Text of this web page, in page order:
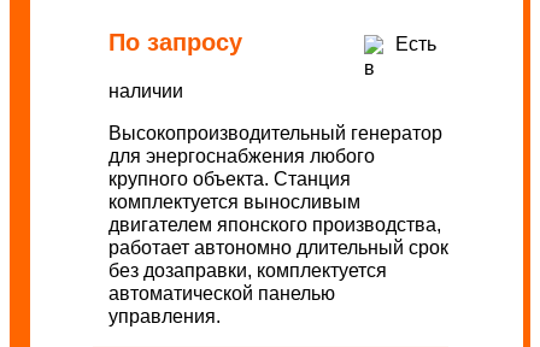
По запросу
Есть
в
наличии
Высокопроизводительный генератор
для энергоснабжения любого
крупного объекта. Станция
комплектуется выносливым
двигателем японского производства,
работает автономно длительный срок
без дозаправки, комплектуется
автоматической панелью
управления.